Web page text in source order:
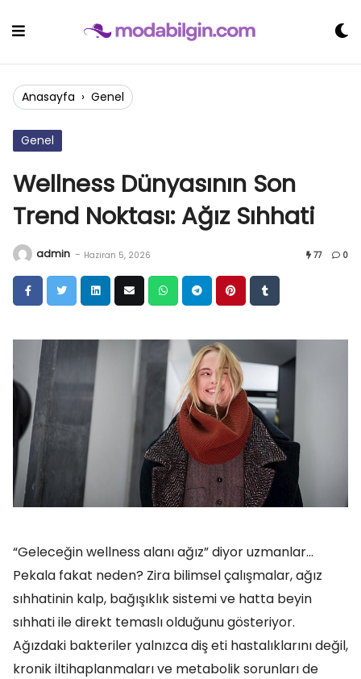
Anasayfa › Genel
Genel
Wellness Dünyasının Son
Trend Noktası: Ağız Sıhhati
admin - Haziran 5, 2026 77 0
“Geleceğin wellness alanı ağız” diyor uzmanlar…
Pekala fakat neden? Zira bilimsel çalışmalar, ağız
sıhhatinin kalp, bağışıklık sistemi ve hatta beyin
sıhhati ile direkt temaslı olduğunu gösteriyor.
Ağızdaki bakteriler yalnızca diş eti hastalıklarını değil,
kronik iltihaplanmaları ve metabolik sorunları de